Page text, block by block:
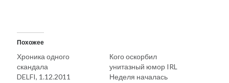
Похожее
Хроника одного
скандала
DELFI, 1.12.2011
Кого оскорбил
унитазный юмор IRL
Неделя началась